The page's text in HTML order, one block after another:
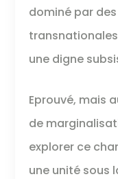
dominé par
une digne
Eprouvé, mais
de
explorer ce
une unité sous